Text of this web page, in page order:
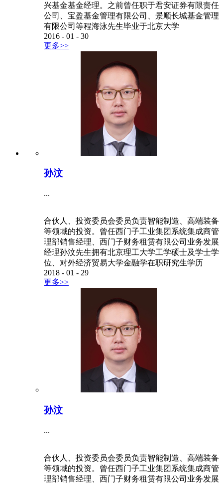
兴基金基金经理。之前曾任职于君安证券有限责任
公司、宝盈基金管理有限公司、景顺长城基金管理
有限公司等程海泳先生毕业于北京大学
2016 - 01 - 30
更多>>
孙汶
...
合伙人、投资委员会委员负责智能制造、高端装备
等领域的投资。曾任西门子工业集团系统集成商管
理部销售经理、西门子财务租赁有限公司业务发展
经理孙汶先生拥有北京理工大学工学硕士及学士学
位、对外经济贸易大学金融学在职研究生学历
2018 - 01 - 29
更多>>
孙汶
...
合伙人、投资委员会委员负责智能制造、高端装备
等领域的投资。曾任西门子工业集团系统集成商管
理部销售经理、西门子财务租赁有限公司业务发展